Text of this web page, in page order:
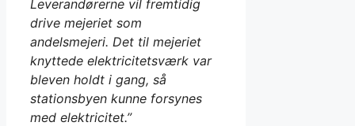
Leverandørerne vil fremtidig
drive mejeriet som
andelsmejeri. Det til mejeriet
knyttede elektricitetsværk var
bleven holdt i gang, så
stationsbyen kunne forsynes
med elektricitet.”